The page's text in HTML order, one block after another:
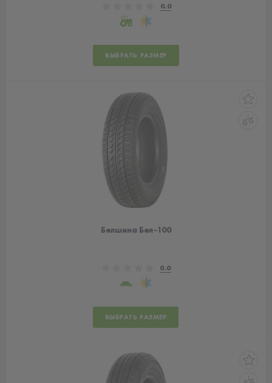
0.0
ВЫБРАТЬ РАЗМЕР
Белшина Бел-100
0.0
ВЫБРАТЬ РАЗМЕР